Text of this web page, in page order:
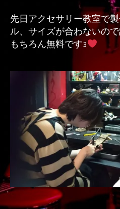
リ
ー
教
へ
先日アクセサリー教室で
ル、サイズが合わないの
もちろん無料ですｮ